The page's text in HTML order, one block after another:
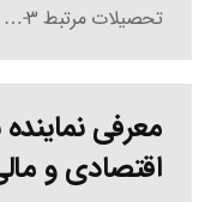
تحصیلات مرتبط ۳-…
معرفی
اقتصادی و